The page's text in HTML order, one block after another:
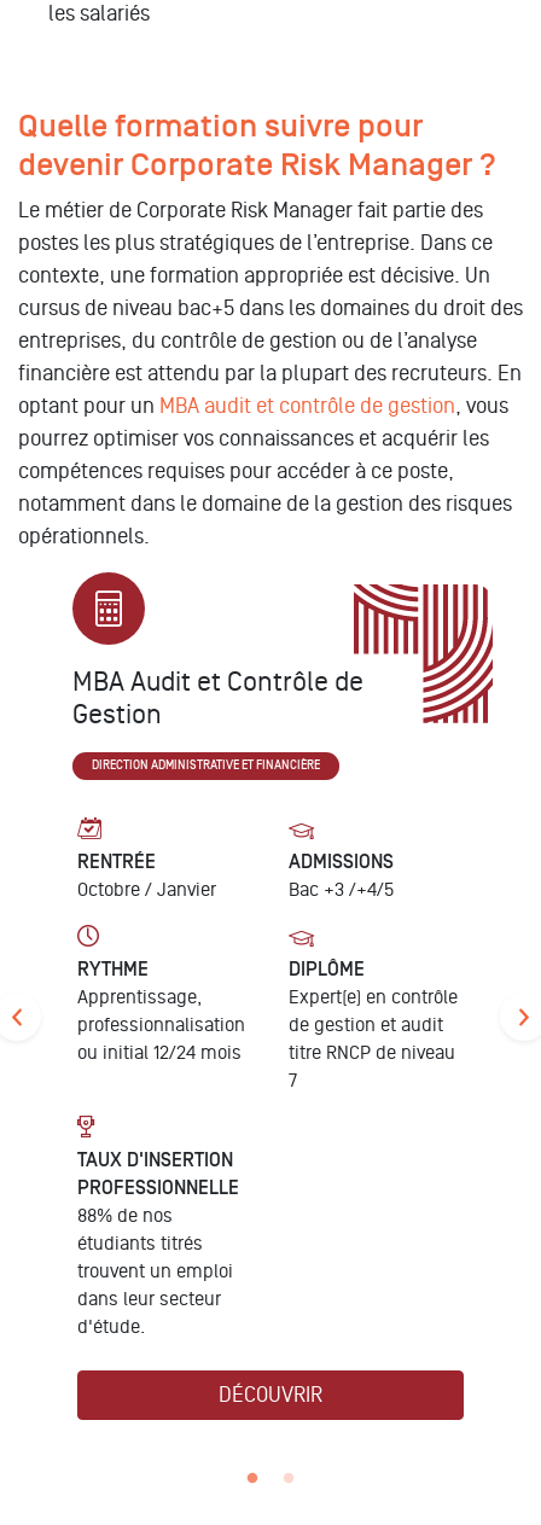
les salariés
Quelle formation suivre pour
devenir Corporate Risk Manager ?
Le métier de Corporate Risk Manager fait partie des
postes les plus stratégiques de l’entreprise. Dans ce
contexte, une formation appropriée est décisive. Un
cursus de niveau bac+5 dans les domaines du droit des
entreprises, du contrôle de gestion ou de l’analyse
financière est attendu par la plupart des recruteurs. En
optant pour un MBA audit et contrôle de gestion, vous
pourrez optimiser vos connaissances et acquérir les
compétences requises pour accéder à ce poste,
notamment dans le domaine de la gestion des risques
opérationnels.
MBA Audit et Contrôle de
Gestion
DIRECTION ADMINISTRATIVE ET FINANCIÈRE
RENTRÉE
Octobre / Janvier
ADMISSIONS
Bac +3 /+4/5
RYTHME
Apprentissage,
professionnalisation
ou initial 12/24 mois
DIPLÔME
Expert(e) en contrôle
de gestion et audit
titre RNCP de niveau
7
TAUX D'INSERTION
PROFESSIONNELLE
88% de nos
étudiants titrés
trouvent un emploi
dans leur secteur
d'étude.
DÉCOUVRIR